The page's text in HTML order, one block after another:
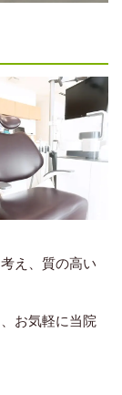
え、質の高い
お気軽に当院